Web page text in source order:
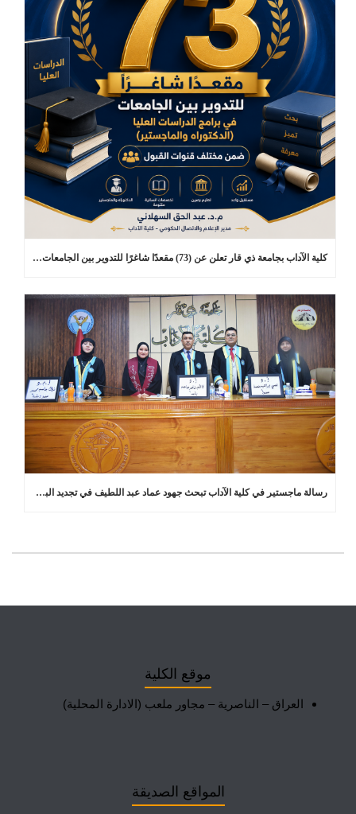
كلية الآداب بجامعة ذي قار تعلن عن (73) مقعدًا شاغرًا للتدوير بين الجامعات في برامج الدراسات العليا
رسالة ماجستير في كلية الآداب تبحث جهود عماد عبد اللطيف في تجديد البلاغة العربية
موقع الكلية
العراق – الناصرية – مجاور ملعب (الادارة المحلية)
المواقع الصديقة